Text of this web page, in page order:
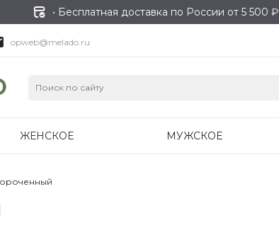
• Бесплатная доставка по России от 5 500 ₽
opweb@melado.ru
ЖЕНСКОЕ МУЖСКОЕ